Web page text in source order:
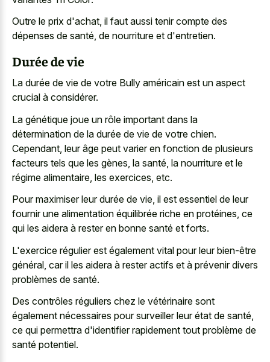
Outre le prix d'achat, il faut aussi tenir compte des
dépenses de santé, de nourriture et d'entretien.
Durée de vie
La durée de vie de votre Bully américain est un aspect
crucial à considérer.
La génétique joue un rôle important dans la
détermination de la durée de vie de votre chien.
Cependant, leur âge peut varier en fonction de plusieurs
facteurs tels que les gènes, la santé, la nourriture et le
régime alimentaire, les exercices, etc.
Pour maximiser leur durée de vie, il est essentiel de leur
fournir une alimentation équilibrée riche en protéines, ce
qui les aidera à rester en bonne santé et forts.
L'exercice régulier est également vital pour leur bien-être
général, car il les aidera à rester actifs et à prévenir divers
problèmes de santé.
Des contrôles réguliers chez le vétérinaire sont
également nécessaires pour surveiller leur état de santé,
ce qui permettra d'identifier rapidement tout problème de
santé potentiel.